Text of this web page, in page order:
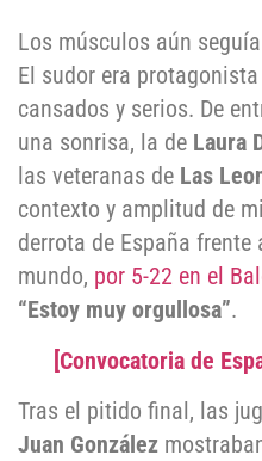
Los músculos aún
El sudor era
cansados y serios. De
una sonrisa, la de Laura
las veteranas de Las
contexto y amplitud de
derrota de España frente
mundo, por 5-22 en el
“Estoy muy orgullosa”.
[Convocatoria de
Tras el pitido final, las
Juan González